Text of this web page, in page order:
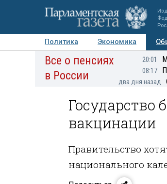
Политика Экономика
Авторы Персоны Мнения
Все о пенсиях
в России
20:01
08:17
два дня назад
Государство
вакцинации
Правительство
национального